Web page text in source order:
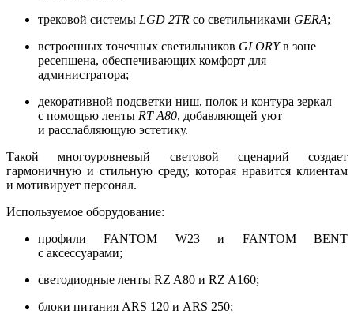
трековой системы LGD 2TR со светильниками GERA;
встроенных точечных светильников GLORYв зоне
ресепшена, обеспечивающих комфорт для
администратора;
декоративной подсветки ниш, полок и контура зеркал
с помощью ленты RT A80, добавляющей уют
и расслабляющую эстетику.
Такой многоуровневый световой сценарий создает
гармоничную и стильную среду, которая нравится клиентам
и мотивирует персонал.
Используемое оборудование:
профили FANTOM W23 и FANTOM BENT
с аксессуарами;
светодиодные ленты RZ A80 и RZ A160;
блоки питания ARS 120 и ARS 250;